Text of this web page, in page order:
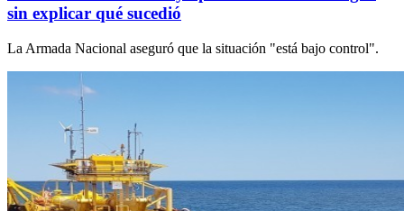
sin explicar qué sucedió
La Armada Nacional aseguró que la situación "está bajo control".